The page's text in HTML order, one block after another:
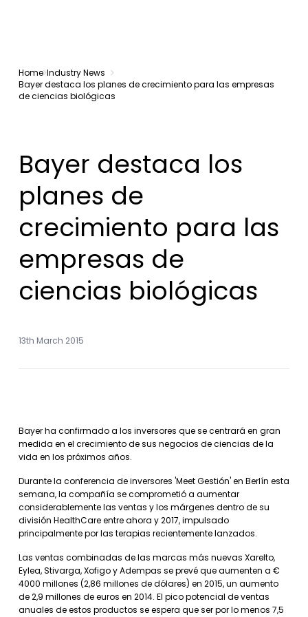
Home Industry News
Bayer destaca los planes de crecimiento para las empresas
de ciencias biológicas
Bayer destaca los
planes de
crecimiento para las
empresas de
ciencias biológicas
13th March 2015
Bayer ha confirmado a los inversores que se centrará en gran
medida en el crecimiento de sus negocios de ciencias de la
vida en los próximos años.
Durante la conferencia de inversores 'Meet Gestión' en Berlín esta
semana, la compañía se comprometió a aumentar
considerablemente las ventas y los márgenes dentro de su
división HealthCare entre ahora y 2017, impulsado
principalmente por las terapias recientemente lanzados.
Las ventas combinadas de las marcas más nuevas Xarelto,
Eylea, Stivarga, Xofigo y Adempas se prevé que aumenten a €
4000 millones (2,86 millones de dólares) en 2015, un aumento
de 2,9 millones de euros en 2014. El pico potencial de ventas
anuales de estos productos se espera que ser por lo menos 7,5